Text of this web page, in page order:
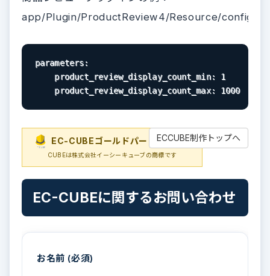
app/Plugin/ProductReview4/Resource/config/
parameters:
product_review_display_count_min: 1
product_review_display_count_max: 1000
EC-CUBEゴールドパートナーEC-
CUBEは株式会社イーシーキューブの商標です
ECCUBE制作トップへ
EC-CUBEに関するお問い合わせ
お名前 (必須)